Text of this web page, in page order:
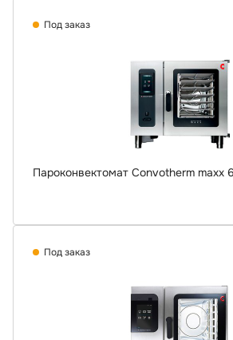
Под заказ
Пароконвектомат Convotherm maxx
Под заказ